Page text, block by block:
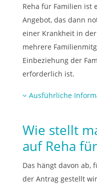
Reha für Familien ist
Angebot, das dann
einer Krankheit in
mehrere
Einbeziehung der
erforderlich ist.
Ausführliche
Wie stellt
auf Reha
Das hängt davon ab,
der Antrag gestellt